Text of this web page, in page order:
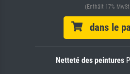
(Enthält 17%
dans le
Netteté des peintures